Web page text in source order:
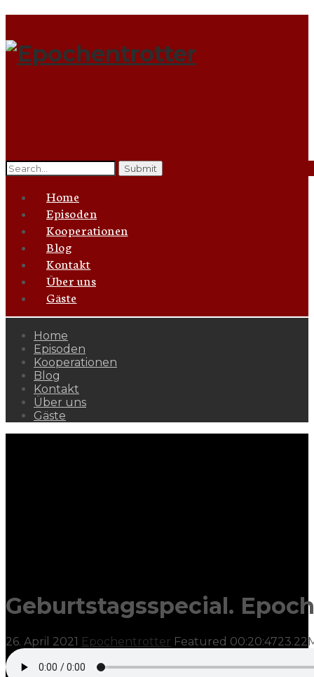
Search
for:
Home
Episoden
Kooperationen
Blog
Kontakt
Über uns
Gäste
Home
Episoden
Kooperationen
Blog
Kontakt
Über uns
Gäste
Geburtstagsspecial.
26. April 2021 Epochentrotter Featured 00:20:47